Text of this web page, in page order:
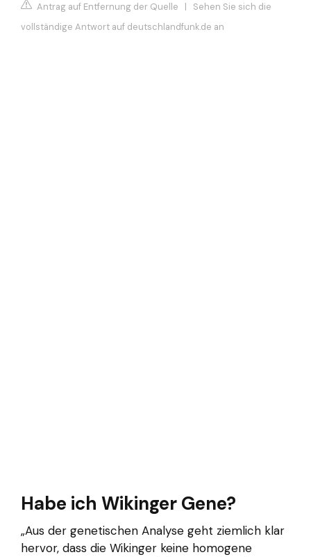
Antrag auf Entfernung der Quelle | Sehen Sie sich die
vollständige Antwort auf deutschlandfunk.de an
Habe ich Wikinger Gene?
„Aus der genetischen Analyse geht ziemlich klar
hervor, dass die Wikinger keine homogene